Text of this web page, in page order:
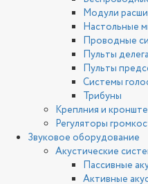
Модули
Настольные
Проводные
Пульты
Пульты
Системы
Трибуны
Креплния и
Регуляторы
Звуковое оборудование
Акустические
Пассивные
Активные